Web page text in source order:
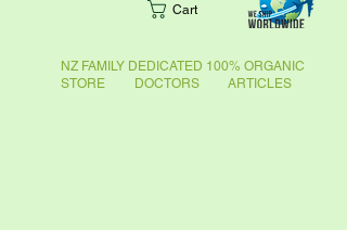
Cart
NZ FAMILY DEDICATED 100% ORGANIC
STORE DOCTORS ARTICLES